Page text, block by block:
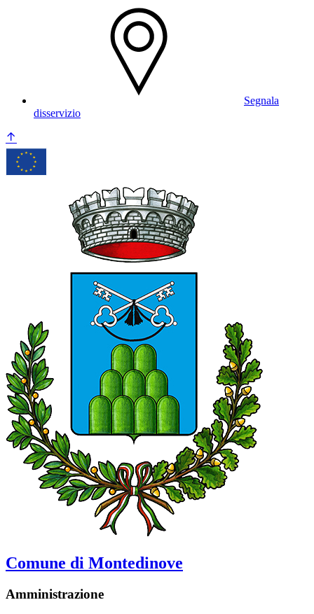
Segnala
disservizio
Comune di Montedinove
Amministrazione